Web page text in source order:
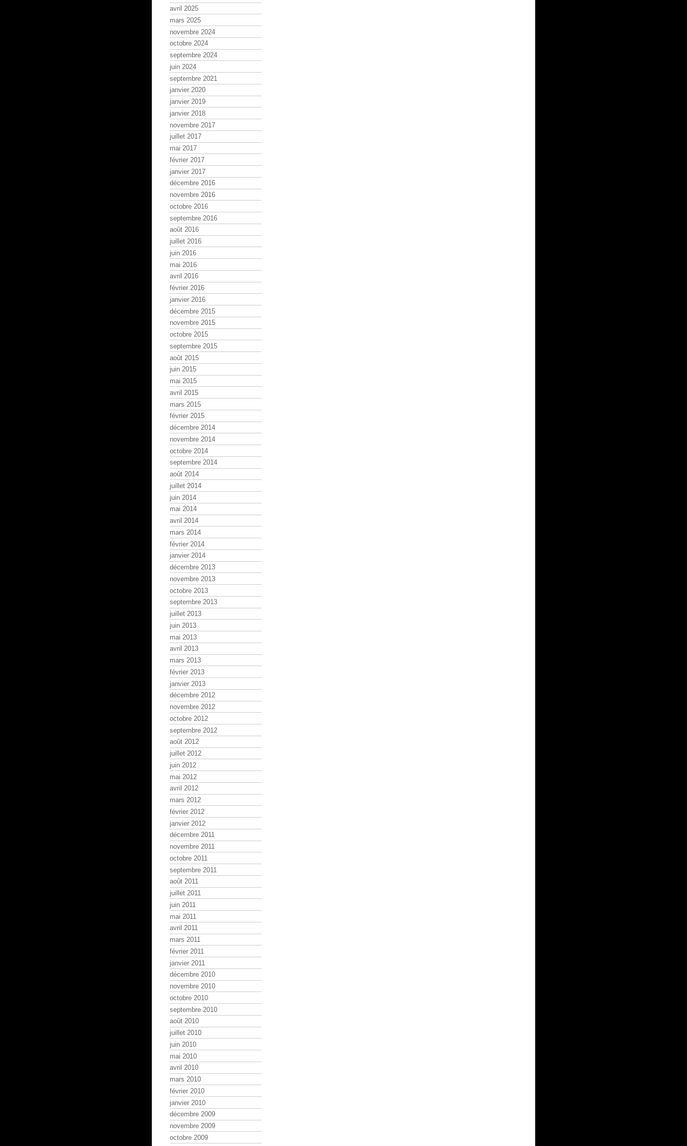
avril 2025
mars 2025
novembre 2024
octobre 2024
septembre 2024
juin 2024
septembre 2021
janvier 2020
janvier 2019
janvier 2018
novembre 2017
juillet 2017
mai 2017
février 2017
janvier 2017
décembre 2016
novembre 2016
octobre 2016
septembre 2016
août 2016
juillet 2016
juin 2016
mai 2016
avril 2016
février 2016
janvier 2016
décembre 2015
novembre 2015
octobre 2015
septembre 2015
août 2015
juin 2015
mai 2015
avril 2015
mars 2015
février 2015
décembre 2014
novembre 2014
octobre 2014
septembre 2014
août 2014
juillet 2014
juin 2014
mai 2014
avril 2014
mars 2014
février 2014
janvier 2014
décembre 2013
novembre 2013
octobre 2013
septembre 2013
juillet 2013
juin 2013
mai 2013
avril 2013
mars 2013
février 2013
janvier 2013
décembre 2012
novembre 2012
octobre 2012
septembre 2012
août 2012
juillet 2012
juin 2012
mai 2012
avril 2012
mars 2012
février 2012
janvier 2012
décembre 2011
novembre 2011
octobre 2011
septembre 2011
août 2011
juillet 2011
juin 2011
mai 2011
avril 2011
mars 2011
février 2011
janvier 2011
décembre 2010
novembre 2010
octobre 2010
septembre 2010
août 2010
juillet 2010
juin 2010
mai 2010
avril 2010
mars 2010
février 2010
janvier 2010
décembre 2009
novembre 2009
octobre 2009